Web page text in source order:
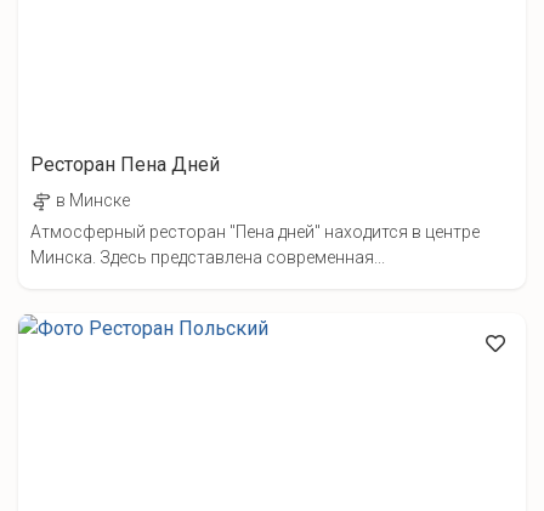
Ресторан Пена Дней
в Минске
Атмосферный ресторан "Пена дней" находится в центре
Минска. Здесь представлена современная...